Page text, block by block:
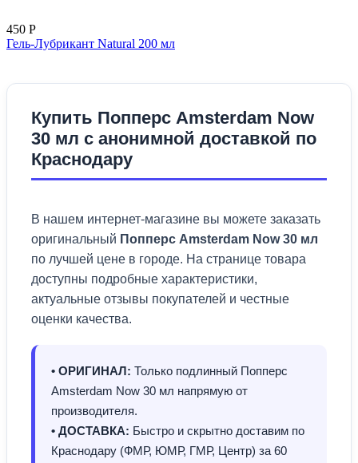
450 Р
Гель-Лубрикант Natural 200 мл
Купить Попперс Amsterdam Now
30 мл с анонимной доставкой по
Краснодару
В нашем интернет-магазине вы можете заказать
оригинальный Попперс Amsterdam Now 30 мл
по лучшей цене в городе. На странице товара
доступны подробные характеристики,
актуальные отзывы покупателей и честные
оценки качества.
• ОРИГИНАЛ: Только подлинный Попперс
Amsterdam Now 30 мл напрямую от
производителя.
• ДОСТАВКА: Быстро и скрытно доставим по
Краснодару (ФМР, ЮМР, ГМР, Центр) за 60